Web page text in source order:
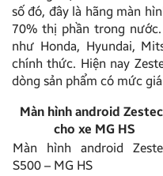
số đó, đây là hãng màn
70% thị phần trong
như Honda, Hyundai,
chính thức. Hiện nay
dòng sản phẩm có mức
Màn hình android
cho xe MG HS
Màn hình android
S500 – MG HS